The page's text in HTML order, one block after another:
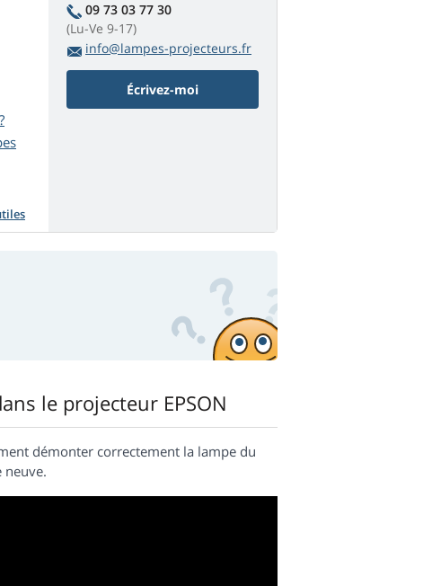
09 73 03 77 30
(Lu-Ve 9-17)
info@lampes-projecteurs.fr
Écrivez-moi
le projecteur EPSON
démonter correctement la lampe du
neuve.